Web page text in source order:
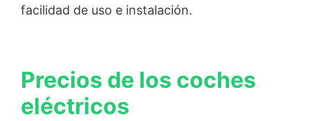
facilidad de uso e instalación.
Precios de los coches
eléctricos